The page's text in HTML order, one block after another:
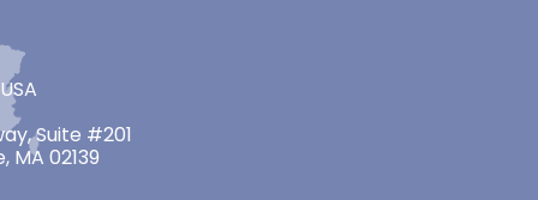
Suite #201
MA 02139